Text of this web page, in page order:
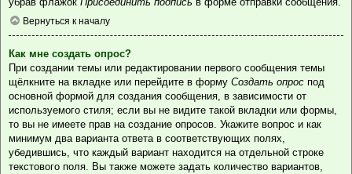
Вернуться к началу
Как мне создать опрос?
При создании темы или редактировании первого сообщения темы
щёлкните на вкладке или перейдите в форму Создать опрос под
основной формой для создания сообщения, в зависимости от
используемого стиля; если вы не видите такой вкладки или формы,
то вы не имеете прав на создание опросов. Укажите вопрос и как
минимум два варианта ответа в соответствующих полях,
убедившись, что каждый вариант находится на отдельной строке
текстового поля. Вы также можете задать количество вариантов,